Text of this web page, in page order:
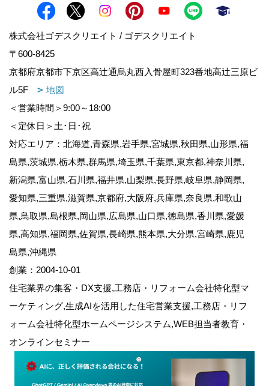
株式会社ゴデスクリエイト / ゴデスクリエイト
〒600-8425
京都府京都市下京区高辻通烏丸西入骨屋町323番地高辻三原ビ
ル5F
地図
＜営業時間＞9:00～18:00
＜定休日＞土･日･祝
対応エリア：北海道,青森県,岩手県,宮城県,秋田県,山形県,福
島県,茨城県,栃木県,群馬県,埼玉県,千葉県,東京都,神奈川県,
新潟県,富山県,石川県,福井県,山梨県,長野県,岐阜県,静岡県,
愛知県,三重県,滋賀県,京都府,大阪府,兵庫県,奈良県,和歌山
県,鳥取県,島根県,岡山県,広島県,山口県,徳島県,香川県,愛媛
県,高知県,福岡県,佐賀県,長崎県,熊本県,大分県,宮崎県,鹿児
島県,沖縄県
創業：2004-10-01
住宅業界の集客・DX支援,工務店・リフォーム会社特化型マ
ーケティング,生成AIを活用した住宅営業支援,工務店・リフ
ォーム会社特化型ホームページシステム,WEB担当者教育・
オンラインセミナー